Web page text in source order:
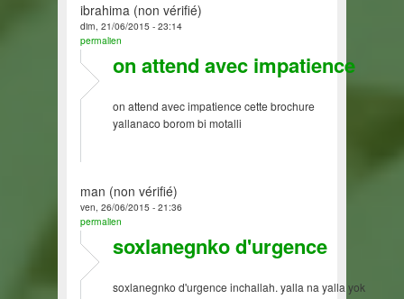
ibrahima (non vérifié)
dim, 21/06/2015 - 23:14
permalien
on attend avec impatience
on attend avec impatience cette brochure
yallanaco borom bi motalli
man (non vérifié)
ven, 26/06/2015 - 21:36
permalien
soxlanegnko d'urgence
soxlanegnko d'urgence inchallah. yalla na yalla yok